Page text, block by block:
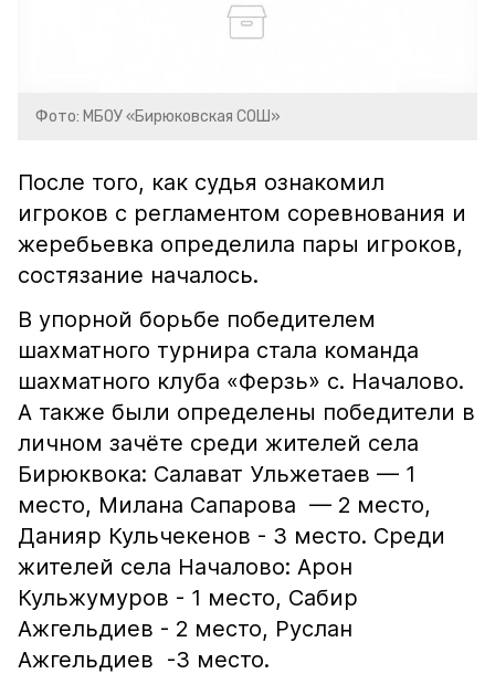
Фото: МБОУ «Бирюковская СОШ»
После того, как судья ознакомил
игроков с регламентом соревнования и
жеребьевка определила пары игроков,
состязание началось.
В упорной борьбе победителем
шахматного турнира стала команда
шахматного клуба «Ферзь» с. Началово.
А также были определены победители в
личном зачёте среди жителей села
Бирюквока: Салават Ульжетаев — 1
место, Милана Сапарова — 2 место,
Данияр Кульчекенов - 3 место. Среди
жителей села Началово: Арон
Кульжумуров - 1 место, Сабир
Ажгельдиев - 2 место, Руслан
Ажгельдиев -3 место.